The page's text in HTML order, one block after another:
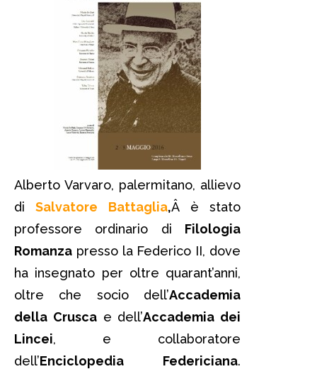
Alberto Varvaro, palermitano, allievo
diSalvatore Battaglia,Â è stato
professore ordinario di Filologia
Romanza presso la Federico II, dove
ha insegnato per oltre quarant’anni,
oltre che socio dell’Accademia
della Cruscae dell’Accademia dei
Lincei, e collaboratore
dell’Enciclopedia Federiciana.